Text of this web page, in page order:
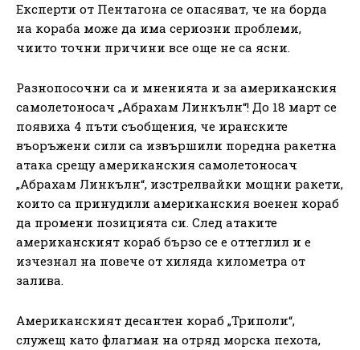
Експерти от Пентагона се опасяват, че на борда
на кораба може да има сериозни проблеми,
чиито точни причини все още не са ясни.
Разнопосочни са и мненията и за американския
самолетоносач „Абрахам Линкълн“! До 18 март се
появиха 4 пъти съобщения, че иранските
въоръжени сили са извършили поредна ракетна
атака срещу американския самолетоносач
„Абрахам Линкълн“, изстрелвайки мощни ракети,
които са принудили американския военен кораб
да промени позицията си. След атаките
американският кораб бързо се е оттеглил и е
изчезнал на повече от хиляда километра от
залива.
Американският десантен кораб „Триполи“,
служещ като флагман на отряд морска пехота,